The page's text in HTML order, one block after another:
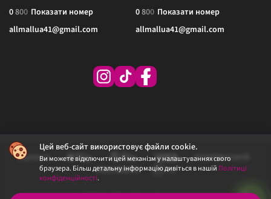
Цей веб-сайт використовує файли cookie.
Ви можете відключити цей механізм у налаштуваннях свого
браузера. Більш детальну інформацію дивіться в нашій Політиці
конфіденційності.
0800 Показати номер
allmallua41@gmail.com
0800 Показати номер
allmallua41@gmail.com
© 2026 ALLMALL. Всі права захищені.